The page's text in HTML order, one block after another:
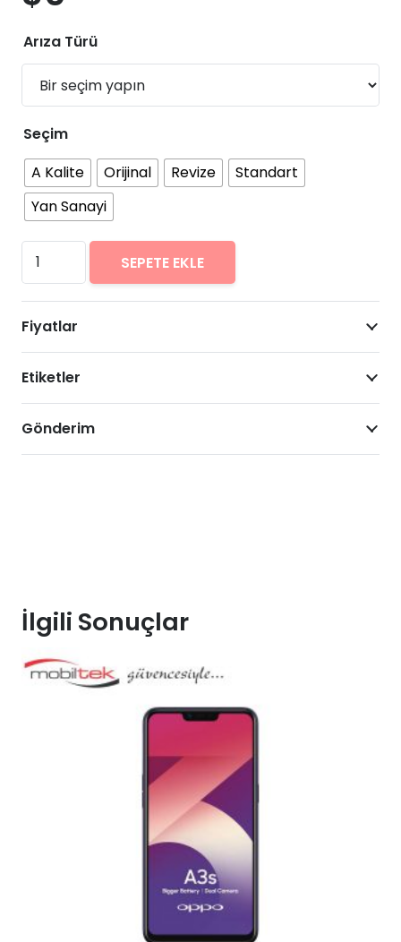
Arıza Türü
Seçim
A Kalite
Orijinal Revize
Standart
Yan Sanayi
Oppo
A12s
Arıza
Onarımı
Fiyatları
adet
SEPETE EKLE
Fiyatlar
Etiketler
Gönderim
İlgili Sonuçlar